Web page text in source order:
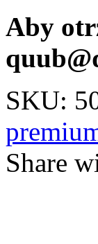
Aby
SKU:
Share